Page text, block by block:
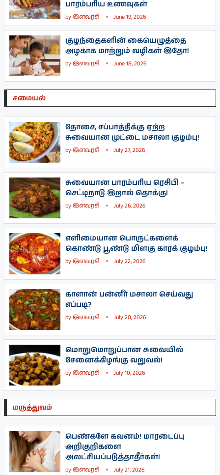
பாரம்பரிய உணவுகள்
byஇளவரசி June 19, 2026
குழந்தைகளின் கையெழுத்தை
அழகாக மாற்றும் வழிகள் இதோ!
byஇளவரசி June 18, 2026
சமையல்
தோசை, சப்பாத்திக்கு ஏற்ற
சுவையான முட்டை மசாலா குழம்பு!
byஇளவரசி July 27, 2026
சுவையான பாரம்பரிய ரெசிபி –
செட்டிநாடு இறால் தொக்கு!
byஇளவரசி July 26, 2026
எளிமையான பொருட்களைக்
கொண்டு பூண்டு மிளகு காரக் குழம்பு!
byஇளவரசி July 22, 2026
காளான் பன்னீர் மசாலா செய்வது
எப்படி?
byஇளவரசி July 20, 2026
மொறுமொறுப்பான சுவையில்
சேனைக்கிழங்கு வறுவல்!
byஇளவரசி July 10, 2026
மருத்துவம்
பெண்களே கவனம்! மாரடைப்பு
அறிகுறிகளை
அலட்சியப்படுத்தாதீர்கள்!
byஇளவரசி July 21, 2026